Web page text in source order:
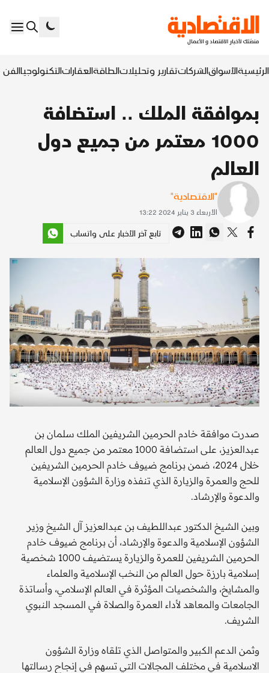
الرئيسيةالأسواقالشركاتتقارير وتحليلاتالطاقةالعقاراتالتكنولوجياالفن
بموافقة الملك .. استضافة
1000 معتمر من جميع دول
العالم
"الاقتصادية"
الأربعاء 3 يناير 2024 13:22
تابع آخر الأخبار على واتساب
صدرت موافقة خادم الحرمين الشريفين الملك سلمان بن
عبدالعزيز، على استضافة 1000 معتمر من جميع دول العالم
خلال 2024، ضمن برنامج ضيوف خادم الحرمين الشريفين
للحج والعمرة والزيارة الذي تنفذه وزارة الشؤون الإسلامية
والدعوة والإرشاد.
وبين الشيخ الدكتور عبداللطيف بن عبدالعزيز آل الشيخ وزير
الشؤون الإسلامية والدعوة والإرشاد، أن برنامج ضيوف خادم
الحرمين الشريفين للعمرة والزيارة يستضيف 1000 شخصية
إسلامية بارزة حول العالم من النخب الإسلامية والعلماء
والمشايخ، والشخصيات المؤثرة في العالم الإسلامي، وأساتذة
الجامعات والمعاهد لأداء العمرة والصلاة في المسجد النبوي
الشريف.
وثمن الدعم الكبير والمتواصل الذي تلقاه وزارة الشؤون
الاسلامية في مختلف المجالات التي تسهم في إنجاح رسالتها